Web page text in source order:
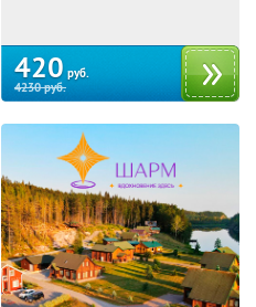
420 руб.
4230руб.